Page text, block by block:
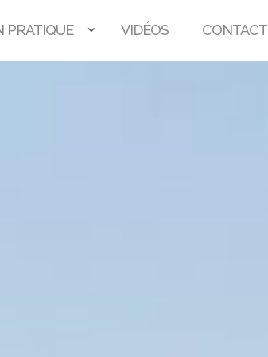
PRATIQUE VIDÉOS CONTACT